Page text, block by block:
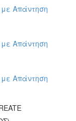
με Απάντηση
με Απάντηση
με Απάντηση